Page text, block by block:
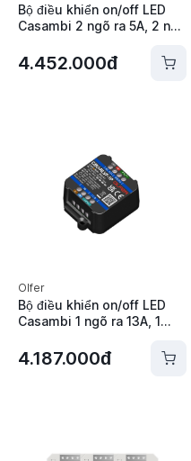
Bộ điều khiển on/off LED
Casambi 2 ngõ ra 5A, 2 ngõ
2RL-2P
4.452.000đ
Olfer
Bộ điều khiển on/off LED
Casambi 1 ngõ ra 13A, 1
CBU-RLVF-1P
4.187.000đ